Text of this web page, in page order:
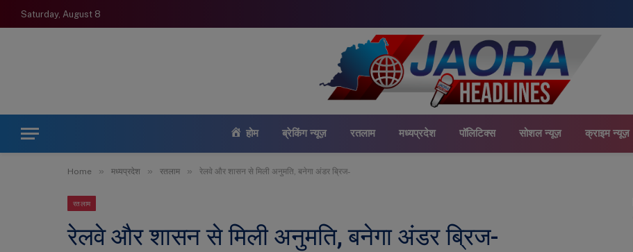
Saturday, August 8
होम ब्रेकिंग न्यूज़ रतलाम मध्यप्रदेश पॉलिटिक्स सोशल न्यूज़ क्राइम न्यूज़
Home » मध्यप्रदेश » रतलाम » रेलवे और शासन से मिली अनुमति, बनेगा अंडर ब्रिज-
रतलाम
रेलवे और शासन से मिली अनुमति, बनेगा अंडर ब्रिज-